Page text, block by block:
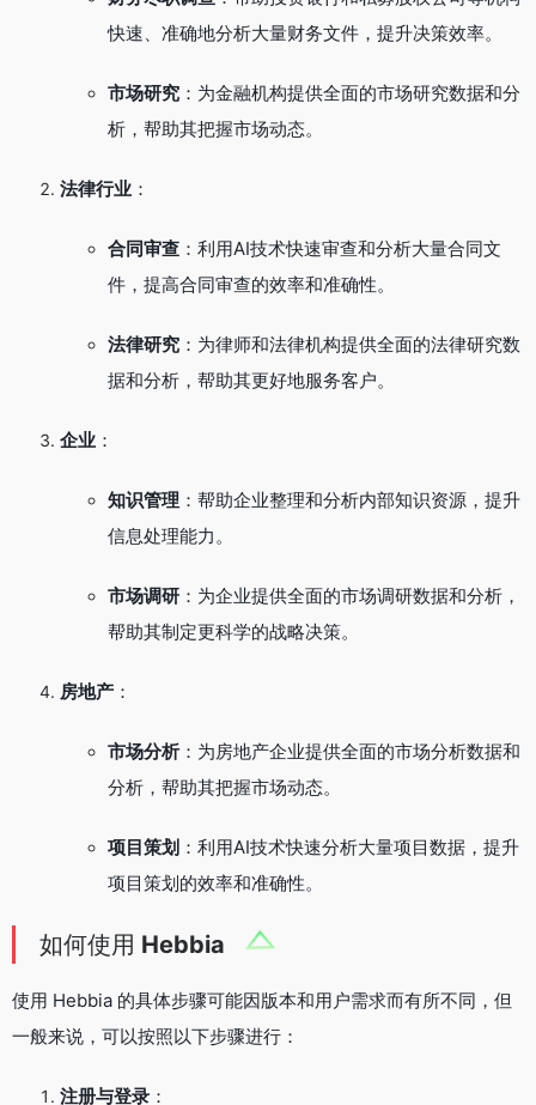
快速、准确地分析大量财务文件，提升决策效率。
市场研究 ：为金融机构提供全面的市场研究数据和分
析，帮助其把握市场动态。
法律行业 ：
合同审查 ：利用AI技术快速审查和分析大量合同文
件，提高合同审查的效率和准确性。
法律研究 ：为律师和法律机构提供全面的法律研究数
据和分析，帮助其更好地服务客户。
企业 ：
知识管理 ：帮助企业整理和分析内部知识资源，提升
信息处理能力。
市场调研 ：为企业提供全面的市场调研数据和分析，
帮助其制定更科学的战略决策。
房地产 ：
市场分析：为房地产企业提供全面的市场分析数据和
分析，帮助其把握市场动态。
项目策划 ：利用AI技术快速分析大量项目数据，提升
项目策划的效率和准确性。
如何使用 Hebbia
使用 Hebbia 的具体步骤可能因版本和用户需求而有所不同，但
一般来说，可以按照以下步骤进行：
注册与登录 ：